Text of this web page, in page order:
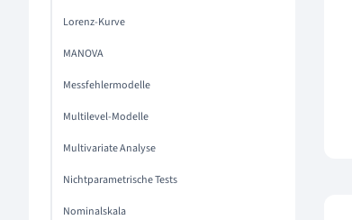
Lorenz-Kurve
MANOVA
Messfehlermodelle
Multilevel-Modelle
Multivariate Analyse
Nichtparametrische Tests
Nominalskala